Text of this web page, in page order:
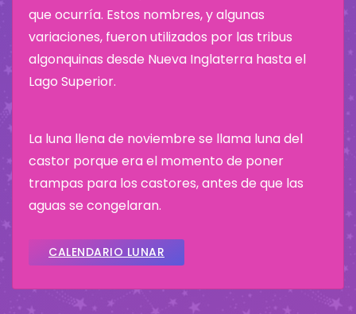
que ocurría. Estos nombres, y algunas
variaciones, fueron utilizados por las tribus
algonquinas desde Nueva Inglaterra hasta el
Lago Superior.
La luna llena de noviembre se llama luna del
castor porque era el momento de poner
trampas para los castores, antes de que las
aguas se congelaran.
CALENDARIO LUNAR